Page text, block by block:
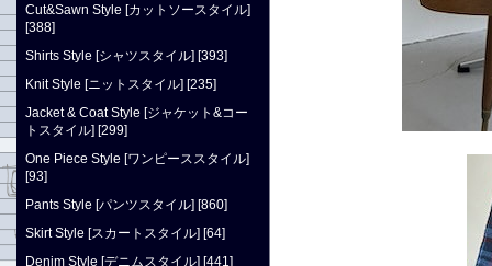
Cut&Sawn Style [カットソースタイル]
[388]
Shirts Style [シャツスタイル] [393]
Knit Style [ニットスタイル] [235]
Jacket & Coat Style [ジャケット&コー
トスタイル] [299]
One Piece Style [ワンピーススタイル]
[93]
Pants Style [パンツスタイル] [860]
Skirt Style [スカートスタイル] [64]
Denim Style [デニムスタイル] [441]